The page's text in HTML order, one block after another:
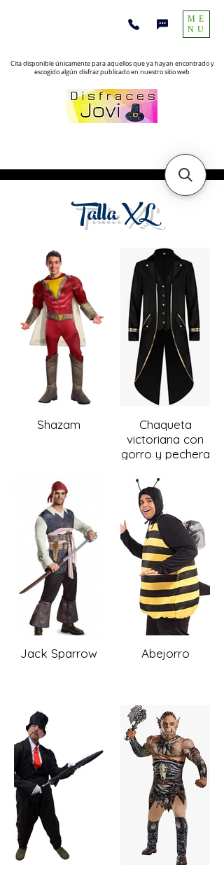
Cita disponible únicamente para aquellos que ya hayan encontrado y
escogido algún disfraz publicado en nuestro sitio web
ME
NU
Talla XL
Shazam
Chaqueta
victoriana con
gorro y pechera
Jack Sparrow Abejorro